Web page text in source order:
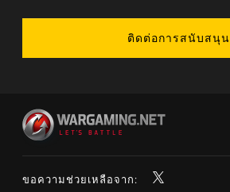
ติดต่อการสนับสนุน
ขอความช่วยเหลือจาก: